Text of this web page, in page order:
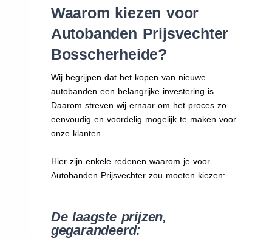
Waarom kiezen voor
Autobanden Prijsvechter
Bosscherheide?
Wij begrijpen dat het kopen van nieuwe
autobanden een belangrijke investering is.
Daarom streven wij ernaar om het proces zo
eenvoudig en voordelig mogelijk te maken voor
onze klanten.
Hier zijn enkele redenen waarom je voor
Autobanden Prijsvechter zou moeten kiezen:
De laagste prijzen,
gegarandeerd: